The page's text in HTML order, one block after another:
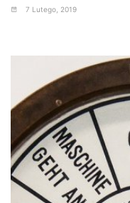
7 Lutego, 2019